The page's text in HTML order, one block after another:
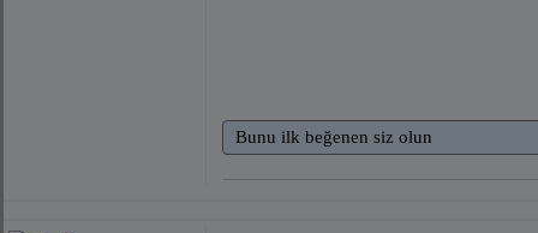
Bunu ilk beğenen siz olun